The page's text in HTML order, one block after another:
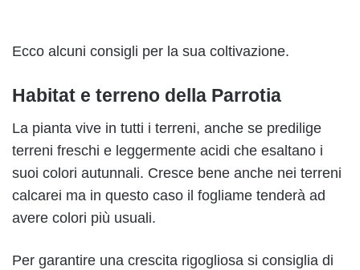
Ecco alcuni consigli per la sua coltivazione.
Habitat e terreno della Parrotia
La pianta vive in tutti i terreni, anche se predilige
terreni freschi e leggermente acidi che esaltano i
suoi colori autunnali. Cresce bene anche nei terreni
calcarei ma in questo caso il fogliame tenderà ad
avere colori più usuali.
Per garantire una crescita rigogliosa si consiglia di